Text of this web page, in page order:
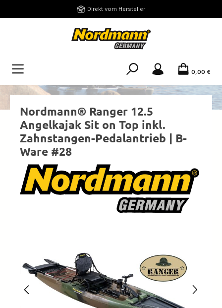
Zum Hauptinhalt springen Direkt vom Hersteller
0,00 €
Nordmann® Ranger 12.5
Angelkajak Sit on Top inkl.
Zahnstangen-Pedalantrieb | B-
Ware #28